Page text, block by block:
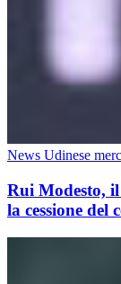
News Udinese
Rui Modesto,
la cessione del